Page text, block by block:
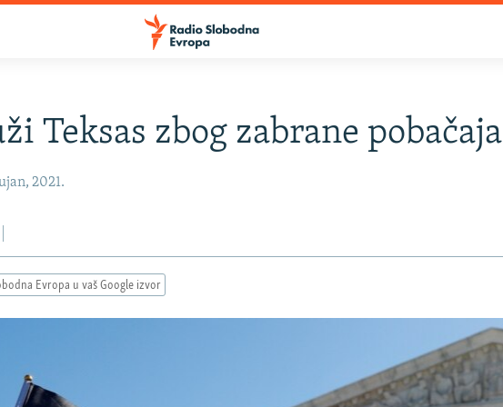
Teksas zbog zabrane pobačaja
2021.
Evropa u vaš Google izvor